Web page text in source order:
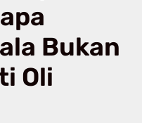
Bukan
Oli